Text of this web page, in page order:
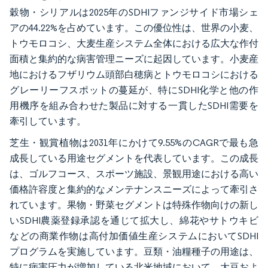
穀物・シリアルは2025年のSDHIファンジサイド市場シェ
アの44.22%を占めています。この優位性は、世界の小麦、
トウモロコシ、大麦生産システム全体における広大な作付
面積と集約的な病害管理ニーズに起因しています。小麦産
地におけるフザリウム頭部白穂病とトウモロコシにおける
グレーリーフスポットの蔓延が、特にSDHI化学と他の作
用機序を組み合わせた製品に対する一貫したSDHI需要を
牽引しています。
芝生・観賞植物は2031年にかけて9.55%のCAGRで最も急
成長している用途セグメントを代表しています。この成長
は、ゴルフコース、スポーツ施設、景観用途における高い
価格許容度と集約的なメンテナンスニーズによって牽引さ
れています。果物・野菜セグメントは特殊作物向けの新し
いSDHI農薬登録承認を通じて拡大し、綿花やサトウキビ
などの商業作物は高付加価値生産システムにおいてSDHI
プログラムを実施しています。豆類・油糧種子の用途は、